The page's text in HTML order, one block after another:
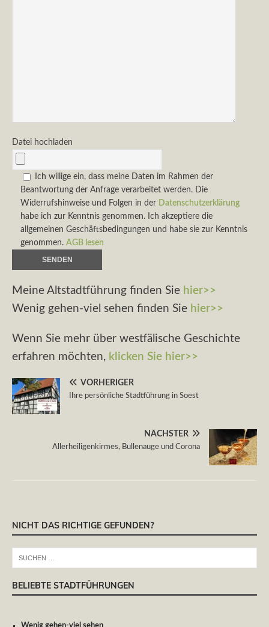
Datei hochladen
Ich willige ein, dass meine Daten im Rahmen der
Beantwortung der Anfrage verarbeitet werden. Die
Widerrufshinweise und Folgen in der Datenschutzerklärung
habe ich zur Kenntnis genommen. Ich akzeptiere die
allgemeinen Geschäftsbedingungen und habe sie zur Kenntnis
genommen. AGB lesen
A
t
r
t
v
Meine Altstadtführung finden Sie hier>>
Wenig gehen-viel sehen finden Sie hier>>
Wenn Sie mehr über westfälische Geschichte
erfahren möchten, klicken Sie hier>>
VORHERIGER
Ihre persönliche Stadtführung in Soest
NÄCHSTER
Allerheiligenkirmes, Bullenauge und Corona
NICHT DAS RICHTIGE GEFUNDEN?
BELIEBTE STADTFÜHRUNGEN